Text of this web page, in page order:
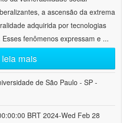
a ascensão da extrema
adquirida por tecnologias
fenômenos expressam e ...
leia mais
de São Paulo - SP -
BRT 2024-Wed Feb 28